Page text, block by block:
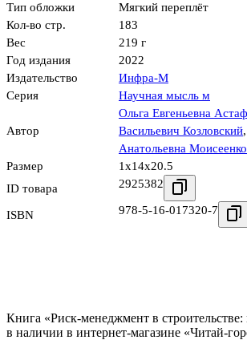
Тип обложки
Мягкий переплёт
Кол-во стр.
183
Вес
219 г
Год издания
2022
Издательство
Инфра-М
Серия
Научная мысль м
Автор
Ольга Евгеньевна
Васильевич Козловский,
Анатольевна Моисеенко
Размер
1x14x20.5
ID товара
2925382
ISBN 978-5-16-017320-7
Книга «Риск-менеджмент в строительстве:
в наличии в интернет-магазине «Читай-